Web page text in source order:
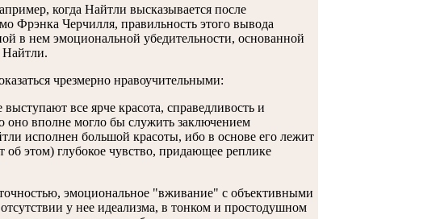
когда Найтли высказывается после
Фрэнка Черчилля, правильность этого вывода
в нем эмоциональной убедительности, основанной
Найтли.
чрезмерно нравоучительными:
все ярче красота, справедливость и
оно вполне могло бы служить заключением
исполнен большой красоты, ибо в основе его лежит
этом) глубокое чувство, придающее реплике
эмоциональное "вживание" с объективными
у нее идеализма, в тонком и простодушном